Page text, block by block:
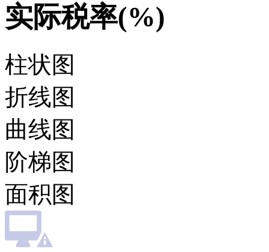
实际税率(%)
柱状图
折线图
曲线图
阶梯图
面积图